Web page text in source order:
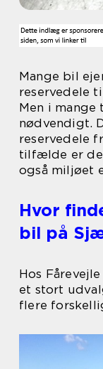
Mange bil
reservedele
Men i
nødvendigt.
reservedele
tilfælde er
også miljøet
Hvor
bil på
Hos
et stort
flere